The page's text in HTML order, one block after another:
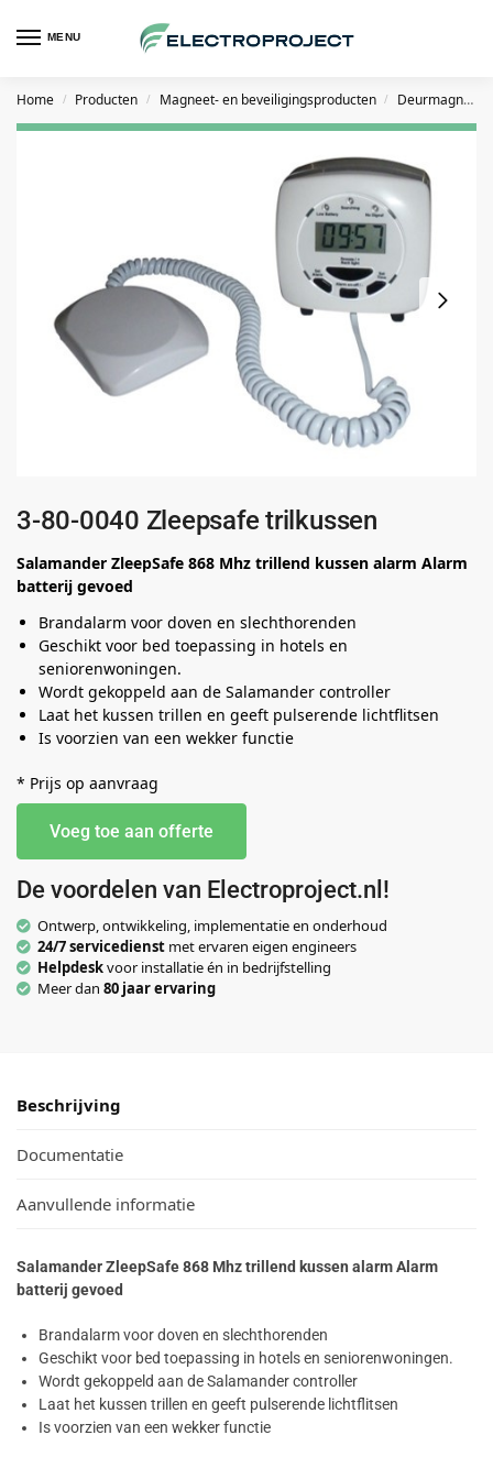
MENU
Home / Producten / Magneet- en beveiligingsproducten / Deurmagneten en deurdrangers
3-80-0040 Zleepsafe trilkussen
Salamander ZleepSafe 868 Mhz trillend kussen alarm Alarm
batterij gevoed
Brandalarm voor doven en slechthorenden
Geschikt voor bed toepassing in hotels en
seniorenwoningen.
Wordt gekoppeld aan de Salamander controller
Laat het kussen trillen en geeft pulserende lichtflitsen
Is voorzien van een wekker functie
* Prijs op aanvraag
Voeg toe aan offerte
De voordelen van Electroproject.nl!
Ontwerp, ontwikkeling, implementatie en onderhoud
24/7 servicedienst met ervaren eigen engineers
Helpdeskvoor installatie én in bedrijfstelling
Meer dan 80 jaar ervaring
Beschrijving
Documentatie
Aanvullende informatie
Salamander ZleepSafe 868 Mhz trillend kussen alarm Alarm
batterij gevoed
Brandalarm voor doven en slechthorenden
Geschikt voor bed toepassing in hotels en seniorenwoningen.
Wordt gekoppeld aan de Salamander controller
Laat het kussen trillen en geeft pulserende lichtflitsen
Is voorzien van een wekker functie